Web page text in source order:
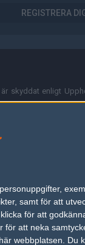
samt för att
för att
för att neka
webbplatsen.
REGISTRERA
skyddat enligt
varje enskild
. För frågor rörande
slippa cookies
grund av lagen om